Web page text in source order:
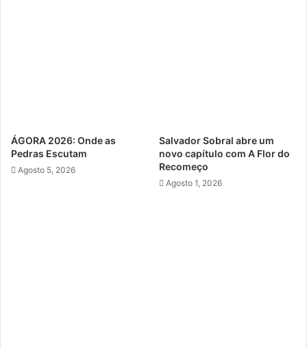
ÁGORA 2026: Onde as
Pedras Escutam
Agosto 5, 2026
Salvador Sobral abre um
novo capítulo com A Flor do
Recomeço
Agosto 1, 2026